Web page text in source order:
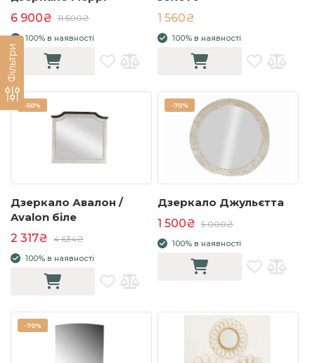
Фільтри
6 900₴ 11 500₴
100% в наявності
1 560₴
100% в наявності
-50%
Дзеркало Авалон /
Avalon біле
2 317₴ 4 634₴
100% в наявності
-70%
Дзеркало Джульєтта
1 500₴ 5 000₴
100% в наявності
-70%